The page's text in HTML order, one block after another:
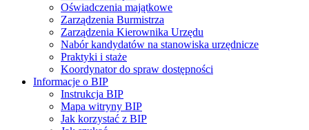
Oświadczenia majątkowe
Zarządzenia Burmistrza
Zarządzenia Kierownika Urzędu
Nabór kandydatów na stanowiska urzędnicze
Praktyki i staże
Koordynator do spraw dostępności
Informacje o BIP
Instrukcja BIP
Mapa witryny BIP
Jak korzystać z BIP